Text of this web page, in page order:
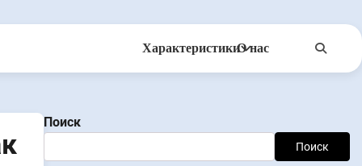
ХарактеристикиО нас
Поиск
Поиск